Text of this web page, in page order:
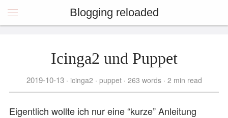
Blogging reloaded
Icinga2 und Puppet
2019-10-13 icinga2 puppet 263 words 2 min read
Eigentlich wollte ich nur eine “kurze” Anleitung